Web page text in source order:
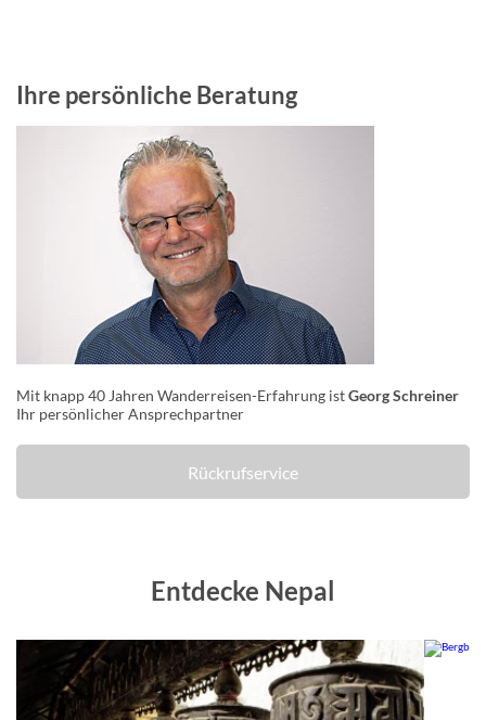
Ihre persönliche Beratung
Mit knapp 40 Jahren Wanderreisen-Erfahrung istGeorg Schreiner
Ihr persönlicher Ansprechpartner
Rückrufservice
Entdecke Nepal